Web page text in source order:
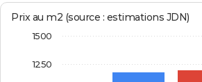
Prix au m2 (source : estimations JDN)
1250
1500